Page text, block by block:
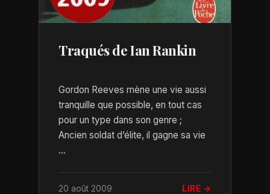
Traqués de Ian Rankin
Gordon Reeves mène une vie aussi
tranquille que possible, en tout cas
pour un type dans son genre ;
Ancien soldat d’élite, il gagne sa vie
...
20 août 2009 LIRE →